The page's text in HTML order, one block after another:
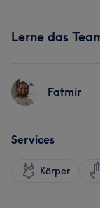
Lerne das
Fatmir
Services
Körper